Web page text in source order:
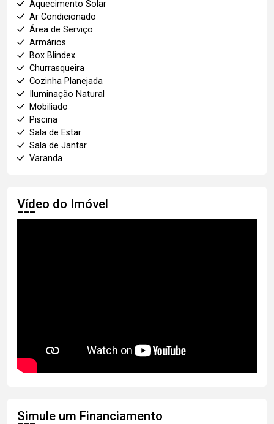
Aquecimento Solar
Ar Condicionado
Área de Serviço
Armários
Box Blindex
Churrasqueira
Cozinha Planejada
Iluminação Natural
Mobiliado
Piscina
Sala de Estar
Sala de Jantar
Varanda
Vídeo do Imóvel
Simule um Financiamento